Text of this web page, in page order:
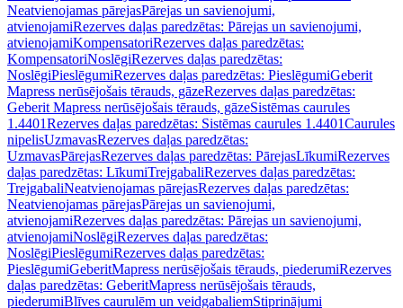
Neatvienojamas pārejasPārejas un savienojumi,
atvienojamiRezerves daļas paredzētas: Pārejas un savienojumi,
atvienojamiKompensatoriRezerves daļas paredzētas:
KompensatoriNoslēgiRezerves daļas paredzētas:
NoslēgiPieslēgumiRezerves daļas paredzētas: PieslēgumiGeberit
Mapress nerūsējošais tērauds, gāzeRezerves daļas paredzētas:
Geberit Mapress nerūsējošais tērauds, gāzeSistēmas caurules
1.4401Rezerves daļas paredzētas: Sistēmas caurules 1.4401Caurules
nipelisUzmavasRezerves daļas paredzētas:
UzmavasPārejasRezerves daļas paredzētas: PārejasLīkumiRezerves
daļas paredzētas: LīkumiTrejgabaliRezerves daļas paredzētas:
TrejgabaliNeatvienojamas pārejasRezerves daļas paredzētas:
Neatvienojamas pārejasPārejas un savienojumi,
atvienojamiRezerves daļas paredzētas: Pārejas un savienojumi,
atvienojamiNoslēgiRezerves daļas paredzētas:
NoslēgiPieslēgumiRezerves daļas paredzētas:
PieslēgumiGeberitMapress nerūsējošais tērauds, piederumiRezerves
daļas paredzētas: GeberitMapress nerūsējošais tērauds,
piederumiBlīves caurulēm un veidgabaliemStiprinājumi